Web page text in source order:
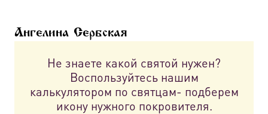
выбрать
странице
товара.
Ангелина Сербская
Не знаете какой святой нужен?
Воспользуйтесь нашим
калькулятором по святцам- подберем
икону нужного покровителя.